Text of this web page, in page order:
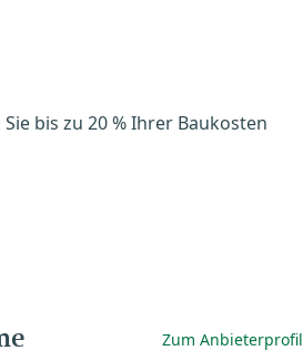
bis zu 20 % Ihrer Baukosten
Zum Anbieterprofil